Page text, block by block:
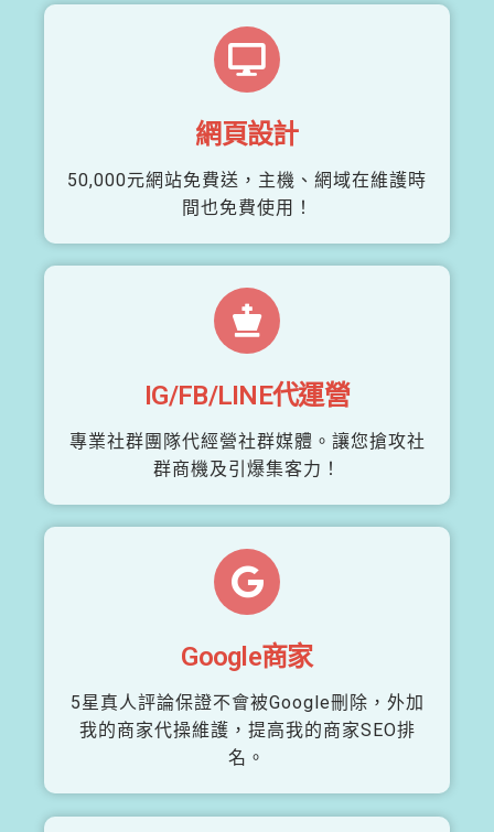
網頁設計
50,000元網站免費送，主機、網域在維護時
間也免費使用！
IG/FB/LINE代運營
專業社群團隊代經營社群媒體。讓您搶攻社
群商機及引爆集客力！
Google商家
5星真人評論保證不會被Google刪除，外加
我的商家代操維護，提高我的商家SEO排
名。